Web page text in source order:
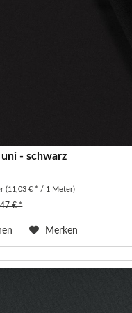
- schwarz
(11,03 € * / 1 Meter)
€ *
Merken